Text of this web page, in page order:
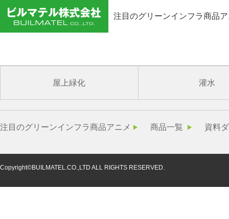
注目のグリーンインフラ商品
屋上緑化 灌水
注目のグリーンインフラ商品アニメ 商品一覧 資料
Copyright©BUILMATEL.CO.,LTD ALL RIGHTS RESERVED.